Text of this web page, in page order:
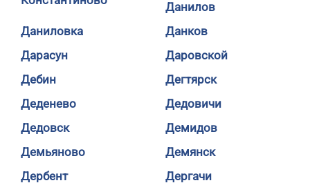
Данилов
Даниловка
Данков
Дарасун
Даровской
Дебин
Дегтярск
Деденево
Дедовичи
Дедовск
Демидов
Демьяново
Демянск
Дербент
Дергачи